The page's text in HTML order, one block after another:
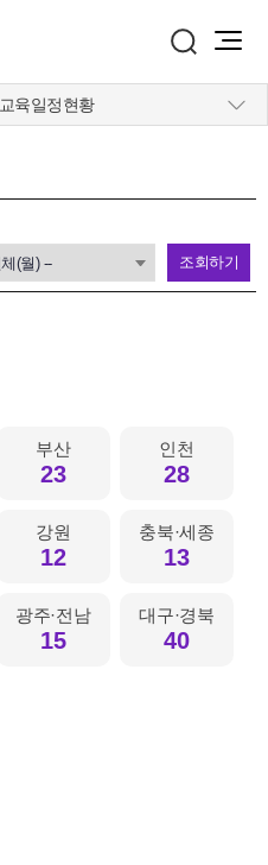
교육일정현황
조회하기
부산
23
인천
28
강원
12
충북·세종
13
광주·전남
15
대구·경북
40